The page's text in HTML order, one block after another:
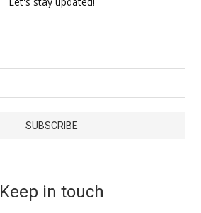
Keep in touch